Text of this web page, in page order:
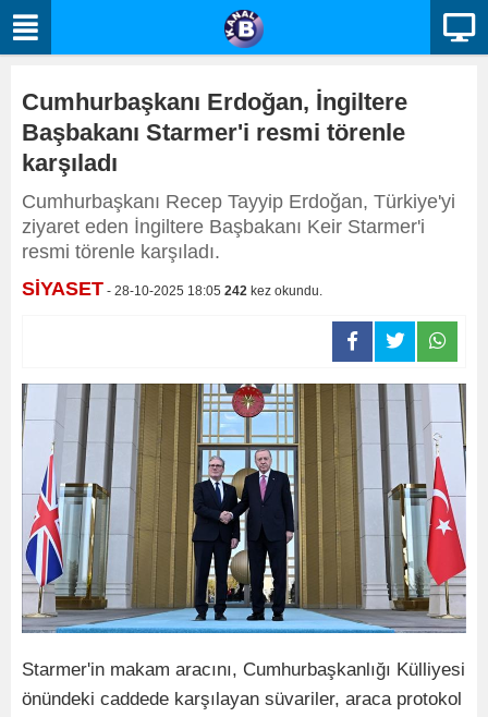
Cumhurbaşkanı Erdoğan, İngiltere
Başbakanı Starmer'i resmi törenle
karşıladı
Cumhurbaşkanı Recep Tayyip Erdoğan, Türkiye'yi
ziyaret eden İngiltere Başbakanı Keir Starmer'i
resmi törenle karşıladı.
SİYASET - 28-10-2025 18:05 242 kez okundu.
Starmer'in makam aracını, Cumhurbaşkanlığı Külliyesi
önündeki caddede karşılayan süvariler, araca protokol